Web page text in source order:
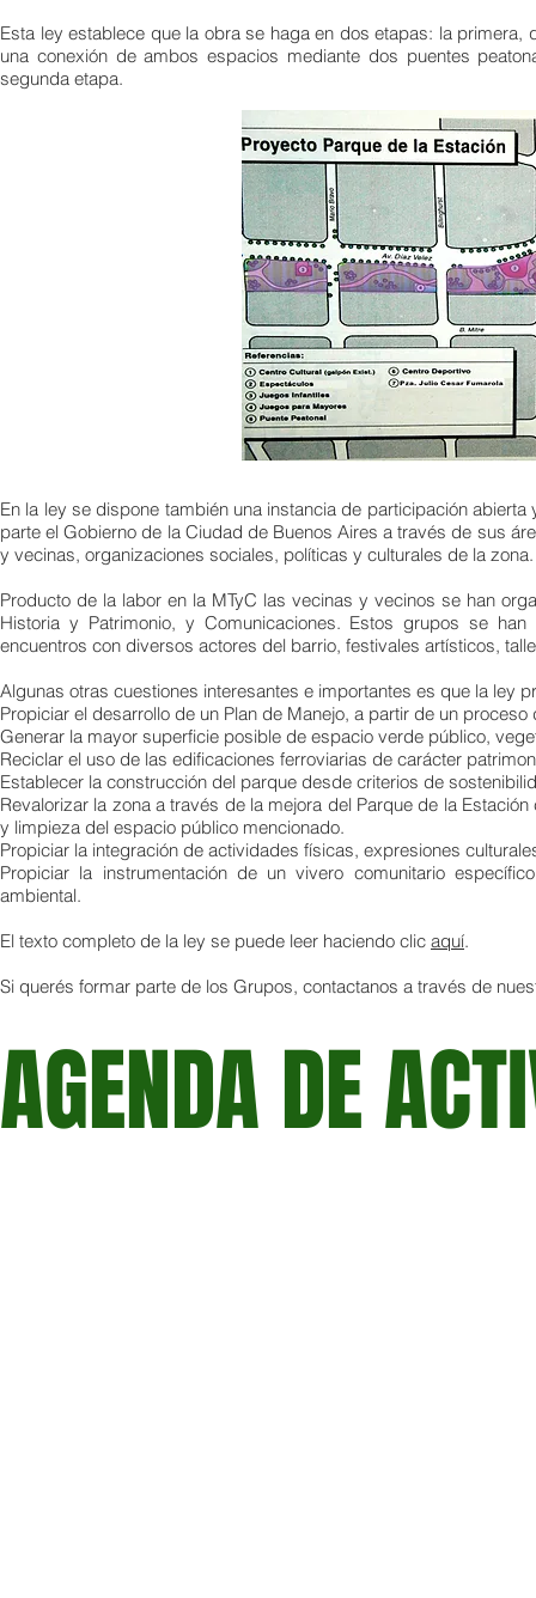
Esta ley establece que la obra se haga en dos etapas: la
una conexión de ambos espacios mediante dos puentes
segunda etapa.
En la ley se dispone también una instancia de participación
parte el Gobierno de la Ciudad de Buenos Aires a través de sus
y vecinas, organizaciones sociales, políticas y culturales de la
Producto de la labor en la MTyC las vecinas y vecinos se han
Historia y Patrimonio, y Comunicaciones. Estos grupos se
encuentros con diversos actores del barrio, festivales artísticos,
Algunas otras cuestiones interesantes e importantes es que la ley
Propiciar el desarrollo de un Plan de Manejo, a partir de un
Generar la mayor superficie posible de espacio verde público,
Reciclar el uso de las edificaciones ferroviarias de carácter
Establecer la construcción del parque desde criterios de
Revalorizar la zona a través de la mejora del Parque de la
y limpieza del espacio público mencionado.
Propiciar la integración de actividades físicas, expresiones
Propiciar la instrumentación de un vivero comunitario
ambiental.
El texto completo de la ley se puede leer haciendo clic aquí.
Si querés formar parte de los Grupos, contactanos a través de
AGENDA DE